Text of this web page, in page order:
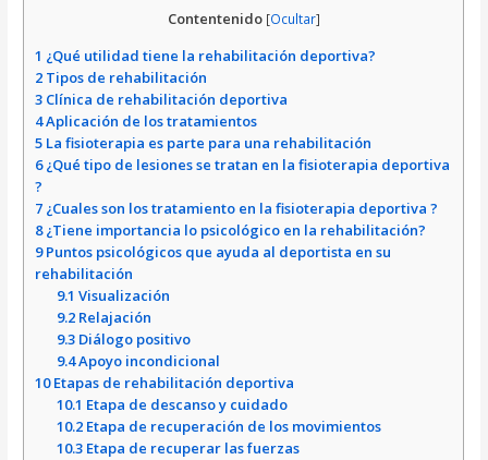
Contentenido [Ocultar]
1 ¿Qué utilidad tiene la rehabilitación deportiva?
2 Tipos de rehabilitación
3 Clínica de rehabilitación deportiva
4Aplicación de los tratamientos
5 La fisioterapia es parte para una rehabilitación
6¿Qué tipo de lesiones se tratan en la fisioterapia deportiva
?
7 ¿Cuales son los tratamiento en la fisioterapia deportiva ?
8¿Tiene importancia lo psicológico en la rehabilitación?
9Puntos psicológicos que ayuda al deportista en su
rehabilitación
9.1 Visualización
9.2Relajación
9.3Diálogo positivo
9.4Apoyo incondicional
10Etapas de rehabilitación deportiva
10.1 Etapa de descanso y cuidado
10.2Etapa de recuperación de los movimientos
10.3Etapa de recuperar las fuerzas